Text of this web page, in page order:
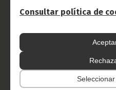
Consultar política de
Gobierno e
Información